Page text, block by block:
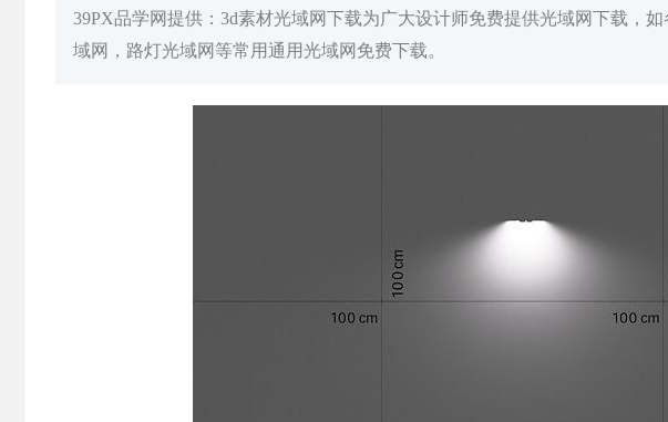
39PX品学网提供：3d素材光域网下载为广大设计师免费提供光域网下载，
域网，路灯光域网等常用通用光域网免费下载。